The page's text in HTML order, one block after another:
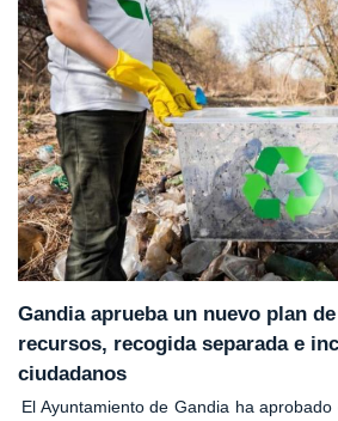
Gandia aprueba un nuevo plan
recursos, recogida separada e
ciudadanos
El Ayuntamiento de Gandia ha